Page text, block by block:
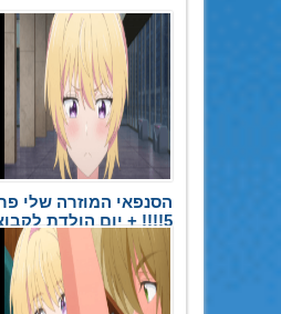
הסנפאי המוזרה שלי
5!!!! + יום הולדת לקבוצה
20 במאי 2026